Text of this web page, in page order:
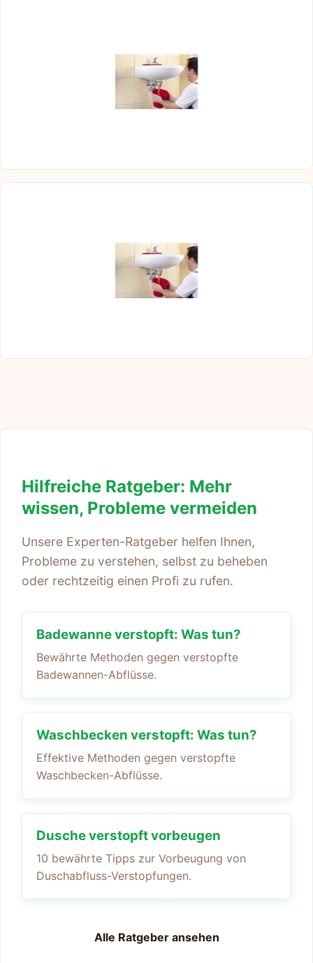
Hilfreiche Ratgeber: Mehr
wissen, Probleme vermeiden
Unsere Experten-Ratgeber helfen Ihnen,
Probleme zu verstehen, selbst zu beheben
oder rechtzeitig einen Profi zu rufen.
Badewanne verstopft: Was tun?
Bewährte Methoden gegen verstopfte
Badewannen-Abflüsse.
Waschbecken verstopft: Was tun?
Effektive Methoden gegen verstopfte
Waschbecken-Abflüsse.
Dusche verstopft vorbeugen
10 bewährte Tipps zur Vorbeugung von
Duschabfluss-Verstopfungen.
Alle Ratgeber ansehen